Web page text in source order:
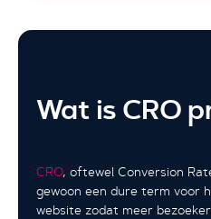
Wat is CRO
CRO, oftewel Conversion
gewoon een dure term voor
website zodat meer